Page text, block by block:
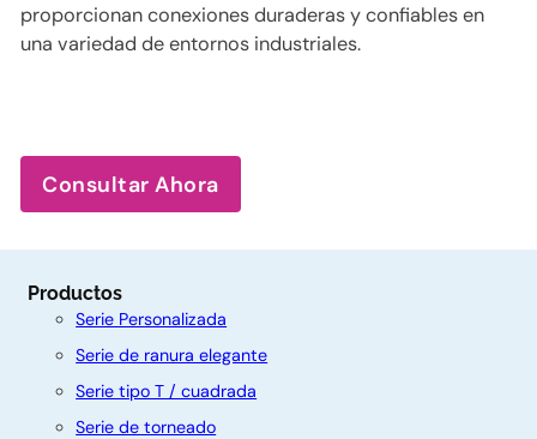
proporcionan conexiones duraderas y confiables en
una variedad de entornos industriales.
Consultar Ahora
Productos
Serie Personalizada
Serie de ranura elegante
Serie tipo T / cuadrada
Serie de torneado